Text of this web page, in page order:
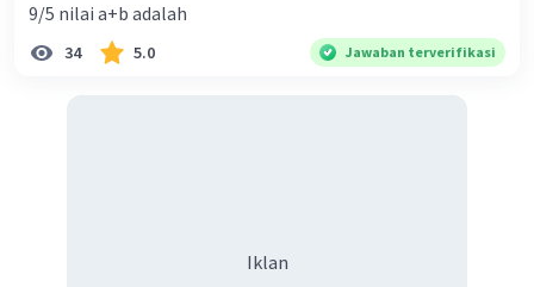
9/5 nilai a+b adalah
34 5.0 Jawaban terverifikasi
Iklan